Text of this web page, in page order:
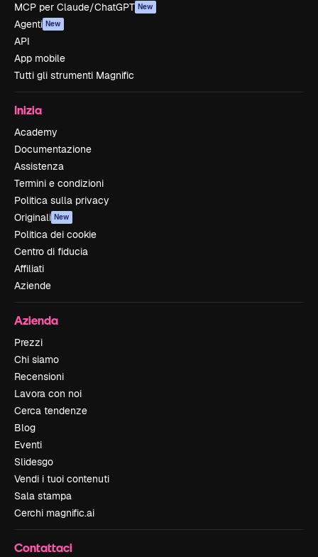
MCP per Claude/ChatGPT New
Agenti New
API
App mobile
Tutti gli strumenti Magnific
Inizia
Academy
Documentazione
Assistenza
Termini e condizioni
Politica sulla privacy
Originali New
Politica dei cookie
Centro di fiducia
Affiliati
Aziende
Azienda
Prezzi
Chi siamo
Recensioni
Lavora con noi
Cerca tendenze
Blog
Eventi
Slidesgo
Vendi i tuoi contenuti
Sala stampa
Cerchi magnific.ai
Contattaci